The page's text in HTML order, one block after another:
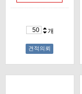
개
견적의뢰